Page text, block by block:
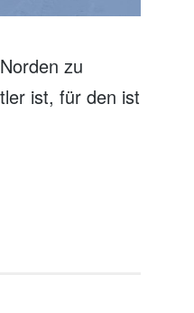
zu
ist, für den ist